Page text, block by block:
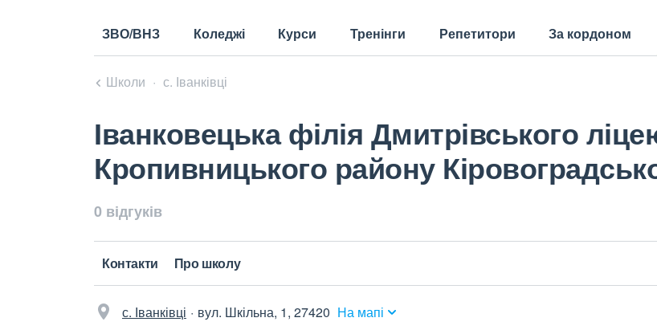
ЗВО/ВНЗ Коледжі Курси Тренінги Репетитори За кордоном
Школи с. Іванківці
Іванковецька філія Дмитрівського
Кропивницького району
0 відгуків
Контакти Про школу
с. Іванківці вул. Шкільна, 1, 27420 На мапі